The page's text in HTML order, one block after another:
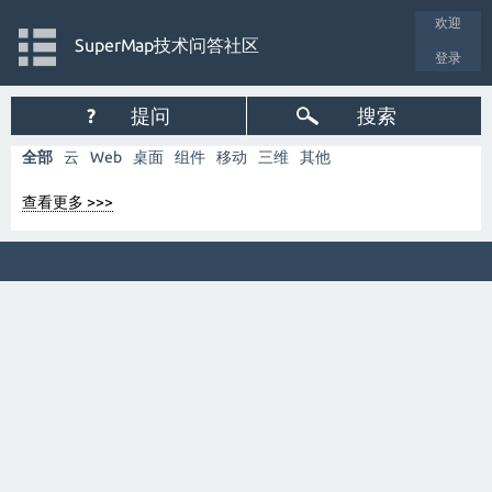
欢迎
登录
SuperMap技术问答社区
? 提问 搜索
全部 云 Web 桌面 组件 移动 三维 其他
查看更多 >>>